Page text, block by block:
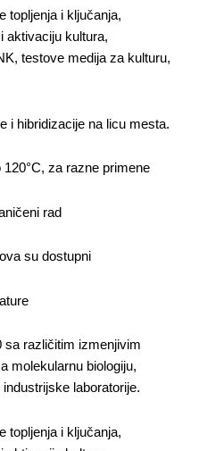
topljenja i ključanja,
aktivaciju kultura,
testove medija za kulturu,
i hibridizacije na licu mesta.
za razne primene
rad
su dostupni
sa različitim izmenjivim
molekularnu biologiju,
laboratorije.
topljenja i ključanja,